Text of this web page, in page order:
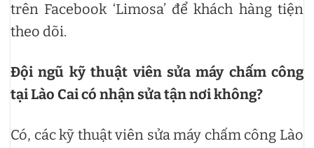
trên Facebook ‘Limosa’ để khách hàng tiện
theo dõi.
Đội ngũ kỹ thuật viên sửa máy chấm công
tại Lào Cai có nhận sửa tận nơi không?
Có, các kỹ thuật viên sửa máy chấm công Lào